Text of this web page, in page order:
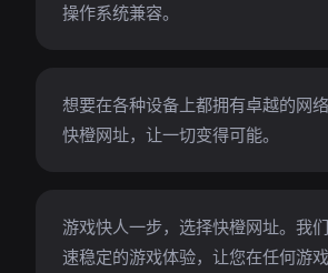
操作系统兼容。
想要在各种设备上都拥有卓越的网
快橙网址，让一切变得可能。
游戏快人一步，选择快橙网址。我
速稳定的游戏体验，让您在任何游